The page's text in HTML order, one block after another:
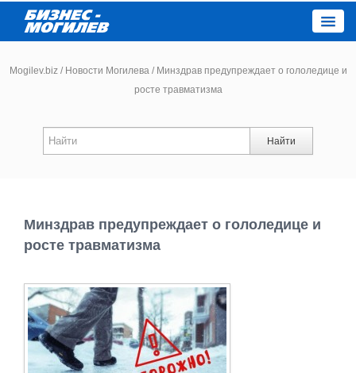
Новости
Работа
Афиша
Объявления
Транспорт
Mogilev.biz / Новости Могилева /Минздрав предупреждает о гололедице и
росте травматизма
Найти
Минздрав предупреждает о гололедице и
росте травматизма